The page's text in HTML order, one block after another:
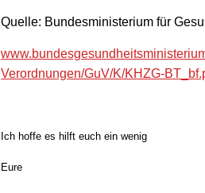
Quelle: Bundesministerium für
Verordnungen/GuV/K/KHZG-
Ich hoffe es hilft euch ein wenig
Eure